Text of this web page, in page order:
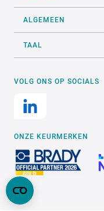
ALGEMEEN
TAAL
VOLG ONS OP SOCIALS
ONZE KEURMERKEN